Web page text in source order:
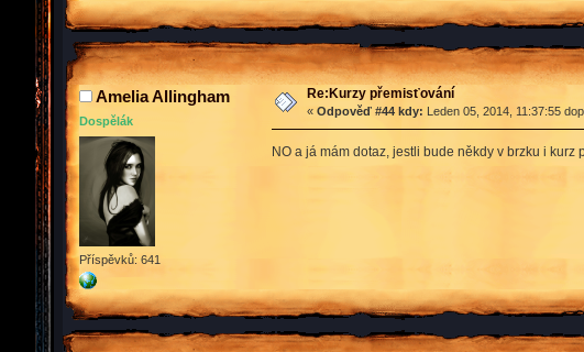
Amelia Allingham
Dospělák
Příspěvků: 641
Re:Kurzy přemisťování
« Odpověď #44 kdy: Leden 05, 2014, 11:37:55
NO a já mám dotaz, jestli bude někdy v brzku i kurz